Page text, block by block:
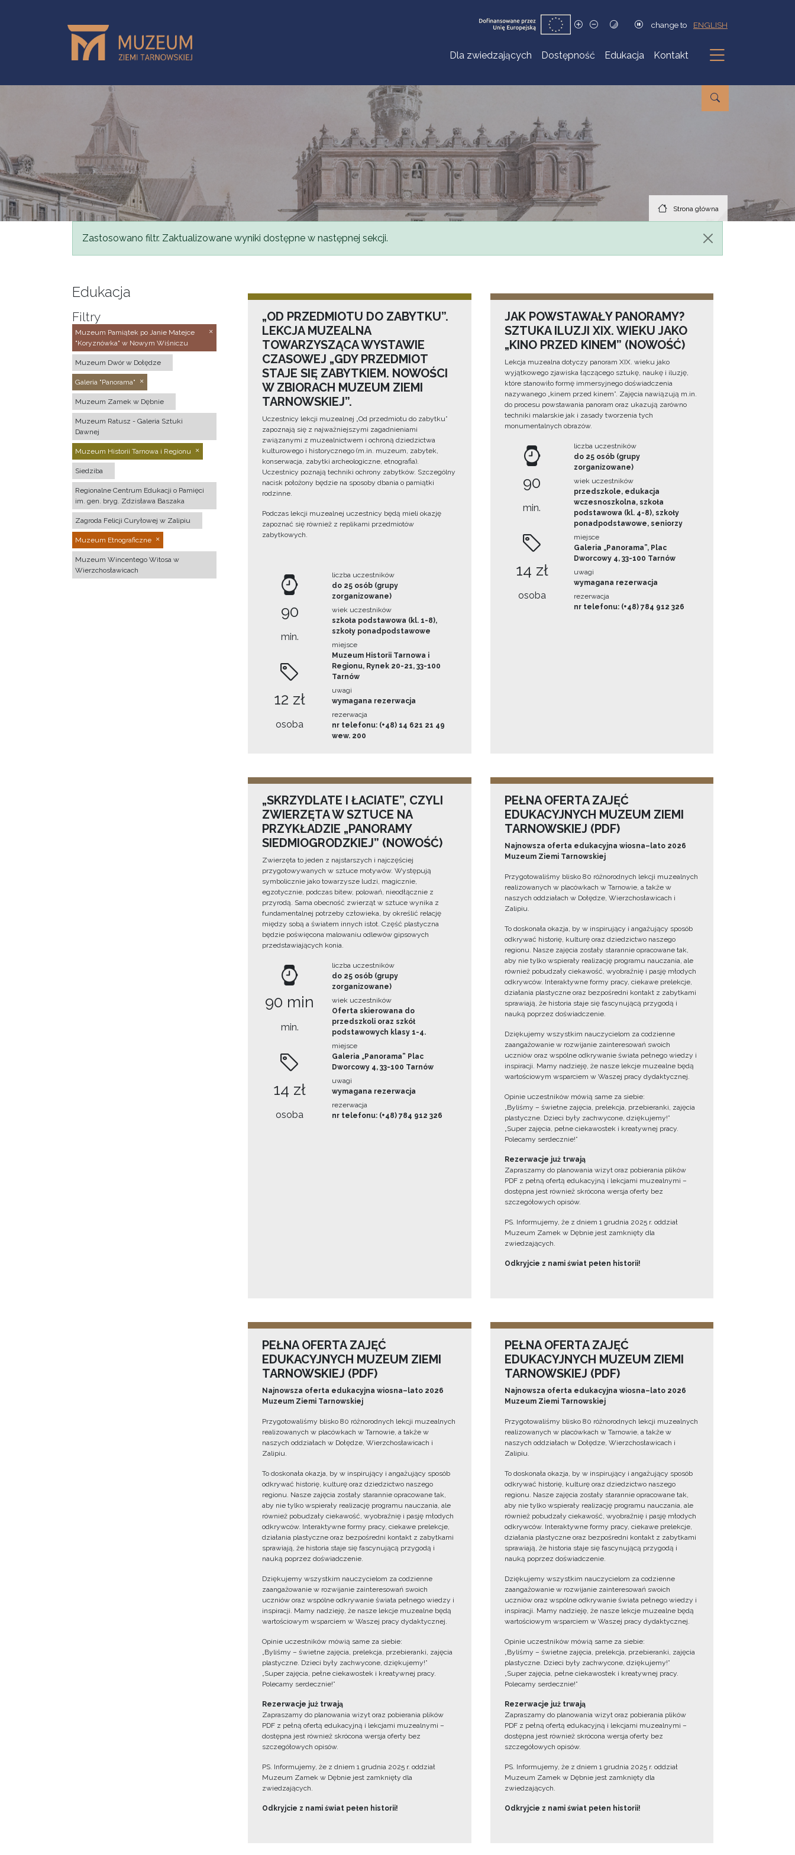
change to ENGLISH
Dla zwiedzających Dostępność Edukacja Kontakt
Podmenu
Strona główna
Komunikat
Zastosowano filtr. Zaktualizowane wyniki dostępne w następnej sekcji.
Edukacja
Filtry
Muzeum Pamiątek po Janie Matejce
"Koryznówka" w Nowym Wiśniczu
Muzeum Dwór w Dołędze
Galeria "Panorama"
Muzeum Zamek w Dębnie
Muzeum Ratusz - Galeria Sztuki
Dawnej
Muzeum Historii Tarnowa i Regionu
Siedziba
Regionalne Centrum Edukacji o Pamięci
im. gen. bryg. Zdzisława Baszaka
Zagroda Felicji Curyłowej w Zalipiu
Muzeum Etnograficzne
Muzeum Wincentego Witosa w
Wierzchosławicach
„OD PRZEDMIOTU DO ZABYTKU”.
LEKCJA MUZEALNA
TOWARZYSZĄCA WYSTAWIE
CZASOWEJ „GDY PRZEDMIOT
STAJE SIĘ ZABYTKIEM. NOWOŚCI
W ZBIORACH MUZEUM ZIEMI
TARNOWSKIEJ”.
Uczestnicy lekcji muzealnej „Od przedmiotu do zabytku”
zapoznają się z najważniejszymi zagadnieniami
związanymi z muzealnictwem i ochroną dziedzictwa
kulturowego i historycznego (m.in. muzeum, zabytek,
konserwacja, zabytki archeologiczne, etnografia).
Uczestnicy poznają techniki ochrony zabytków. Szczególny
nacisk położony będzie na sposoby dbania o pamiątki
rodzinne.
Podczas lekcji muzealnej uczestnicy będą mieli okazję
zapoznać się również z replikami przedmiotów
zabytkowych.
90
min.
12 zł
osoba
liczba uczestników
do 25 osób (grupy
zorganizowane)
wiek uczestników
szkoła podstawowa (kl. 1-8),
szkoły ponadpodstawowe
miejsce
Muzeum Historii Tarnowa i
Regionu, Rynek 20-21, 33-100
Tarnów
uwagi
wymagana rezerwacja
rezerwacja
nr telefonu: (+48) 14 621 21 49
wew. 200
JAK POWSTAWAŁY PANORAMY?
SZTUKA ILUZJI XIX. WIEKU JAKO
„KINO PRZED KINEM” (NOWOŚĆ)
Lekcja muzealna dotyczy panoram XIX. wieku jako
wyjątkowego zjawiska łączącego sztukę, naukę i iluzję,
które stanowiło formę immersyjnego doświadczenia
nazywanego „kinem przed kinem”. Zajęcia nawiązują m.in.
do procesu powstawania panoram oraz ukazują zarówno
techniki malarskie jak i zasady tworzenia tych
monumentalnych obrazów.
90
min.
14 zł
osoba
liczba uczestników
do 25 osób (grupy
zorganizowane)
wiek uczestników
przedszkole, edukacja
wczesnoszkolna, szkoła
podstawowa (kl. 4-8), szkoły
ponadpodstawowe, seniorzy
miejsce
Galeria „Panorama”, Plac
Dworcowy 4, 33-100 Tarnów
uwagi
wymagana rezerwacja
rezerwacja
nr telefonu: (+48) 784 912 326
„SKRZYDLATE I ŁACIATE”, CZYLI
ZWIERZĘTA W SZTUCE NA
PRZYKŁADZIE „PANORAMY
SIEDMIOGRODZKIEJ” (NOWOŚĆ)
Zwierzęta to jeden z najstarszych i najczęściej
przygotowywanych w sztuce motywów. Występują
symbolicznie jako towarzysze ludzi, magicznie,
egzotycznie, podczas bitew, polowań, nieodłącznie z
przyrodą. Sama obecność zwierząt w sztuce wynika z
fundamentalnej potrzeby człowieka, by określić relację
między sobą a światem innych istot. Część plastyczna
będzie poświęcona malowaniu odlewów gipsowych
przedstawiających konia.
90 min
min.
14 zł
osoba
liczba uczestników
do 25 osób (grupy
zorganizowane)
wiek uczestników
Oferta skierowana do
przedszkoli oraz szkół
podstawowych klasy 1-4.
miejsce
Galeria „Panorama” Plac
Dworcowy 4, 33-100 Tarnów
uwagi
wymagana rezerwacja
rezerwacja
nr telefonu: (+48) 784 912 326
PEŁNA OFERTA ZAJĘĆ
EDUKACYJNYCH MUZEUM ZIEMI
TARNOWSKIEJ (PDF)
Najnowsza oferta edukacyjna wiosna–lato 2026
Muzeum Ziemi Tarnowskiej
Przygotowaliśmy blisko 80 różnorodnych lekcji muzealnych
realizowanych w placówkach w Tarnowie, a także w
naszych oddziałach w Dołędze, Wierzchosławicach i
Zalipiu.
To doskonała okazja, by w inspirujący i angażujący sposób
odkrywać historię, kulturę oraz dziedzictwo naszego
regionu. Nasze zajęcia zostały starannie opracowane tak,
aby nie tylko wspierały realizację programu nauczania, ale
również pobudzały ciekawość, wyobraźnię i pasję młodych
odkrywców. Interaktywne formy pracy, ciekawe prelekcje,
działania plastyczne oraz bezpośredni kontakt z zabytkami
sprawiają, że historia staje się fascynującą przygodą i
nauką poprzez doświadczenie.
Dziękujemy wszystkim nauczycielom za codzienne
zaangażowanie w rozwijanie zainteresowań swoich
uczniów oraz wspólne odkrywanie świata pełnego wiedzy i
inspiracji. Mamy nadzieję, że nasze lekcje muzealne będą
wartościowym wsparciem w Waszej pracy dydaktycznej.
Opinie uczestników mówią same za siebie:
„Byliśmy – świetne zajęcia, prelekcja, przebieranki, zajęcia
plastyczne. Dzieci były zachwycone, dziękujemy!”
„Super zajęcia, pełne ciekawostek i kreatywnej pracy.
Polecamy serdecznie!”
Rezerwacje już trwają
Zapraszamy do planowania wizyt oraz pobierania plików
PDF z pełną ofertą edukacyjną i lekcjami muzealnymi –
dostępna jest również skrócona wersja oferty bez
szczegółowych opisów.
PS. Informujemy, że z dniem 1 grudnia 2025 r. oddział
Muzeum Zamek w Dębnie jest zamknięty dla
zwiedzających.
Odkryjcie z nami świat pełen historii!
PEŁNA OFERTA ZAJĘĆ
EDUKACYJNYCH MUZEUM ZIEMI
TARNOWSKIEJ (PDF)
Najnowsza oferta edukacyjna wiosna–lato 2026
Muzeum Ziemi Tarnowskiej
Przygotowaliśmy blisko 80 różnorodnych lekcji muzealnych
realizowanych w placówkach w Tarnowie, a także w
naszych oddziałach w Dołędze, Wierzchosławicach i
Zalipiu.
To doskonała okazja, by w inspirujący i angażujący sposób
odkrywać historię, kulturę oraz dziedzictwo naszego
regionu. Nasze zajęcia zostały starannie opracowane tak,
aby nie tylko wspierały realizację programu nauczania, ale
również pobudzały ciekawość, wyobraźnię i pasję młodych
odkrywców. Interaktywne formy pracy, ciekawe prelekcje,
działania plastyczne oraz bezpośredni kontakt z zabytkami
sprawiają, że historia staje się fascynującą przygodą i
nauką poprzez doświadczenie.
Dziękujemy wszystkim nauczycielom za codzienne
zaangażowanie w rozwijanie zainteresowań swoich
uczniów oraz wspólne odkrywanie świata pełnego wiedzy i
inspiracji. Mamy nadzieję, że nasze lekcje muzealne będą
wartościowym wsparciem w Waszej pracy dydaktycznej.
Opinie uczestników mówią same za siebie:
„Byliśmy – świetne zajęcia, prelekcja, przebieranki, zajęcia
plastyczne. Dzieci były zachwycone, dziękujemy!”
„Super zajęcia, pełne ciekawostek i kreatywnej pracy.
Polecamy serdecznie!”
Rezerwacje już trwają
Zapraszamy do planowania wizyt oraz pobierania plików
PDF z pełną ofertą edukacyjną i lekcjami muzealnymi –
dostępna jest również skrócona wersja oferty bez
szczegółowych opisów.
PS. Informujemy, że z dniem 1 grudnia 2025 r. oddział
Muzeum Zamek w Dębnie jest zamknięty dla
zwiedzających.
Odkryjcie z nami świat pełen historii!
PEŁNA OFERTA ZAJĘĆ
EDUKACYJNYCH MUZEUM ZIEMI
TARNOWSKIEJ (PDF)
Najnowsza oferta edukacyjna wiosna–lato 2026
Muzeum Ziemi Tarnowskiej
Przygotowaliśmy blisko 80 różnorodnych lekcji muzealnych
realizowanych w placówkach w Tarnowie, a także w
naszych oddziałach w Dołędze, Wierzchosławicach i
Zalipiu.
To doskonała okazja, by w inspirujący i angażujący sposób
odkrywać historię, kulturę oraz dziedzictwo naszego
regionu. Nasze zajęcia zostały starannie opracowane tak,
aby nie tylko wspierały realizację programu nauczania, ale
również pobudzały ciekawość, wyobraźnię i pasję młodych
odkrywców. Interaktywne formy pracy, ciekawe prelekcje,
działania plastyczne oraz bezpośredni kontakt z zabytkami
sprawiają, że historia staje się fascynującą przygodą i
nauką poprzez doświadczenie.
Dziękujemy wszystkim nauczycielom za codzienne
zaangażowanie w rozwijanie zainteresowań swoich
uczniów oraz wspólne odkrywanie świata pełnego wiedzy i
inspiracji. Mamy nadzieję, że nasze lekcje muzealne będą
wartościowym wsparciem w Waszej pracy dydaktycznej.
Opinie uczestników mówią same za siebie:
„Byliśmy – świetne zajęcia, prelekcja, przebieranki, zajęcia
plastyczne. Dzieci były zachwycone, dziękujemy!”
„Super zajęcia, pełne ciekawostek i kreatywnej pracy.
Polecamy serdecznie!”
Rezerwacje już trwają
Zapraszamy do planowania wizyt oraz pobierania plików
PDF z pełną ofertą edukacyjną i lekcjami muzealnymi –
dostępna jest również skrócona wersja oferty bez
szczegółowych opisów.
PS. Informujemy, że z dniem 1 grudnia 2025 r. oddział
Muzeum Zamek w Dębnie jest zamknięty dla
zwiedzających.
Odkryjcie z nami świat pełen historii!